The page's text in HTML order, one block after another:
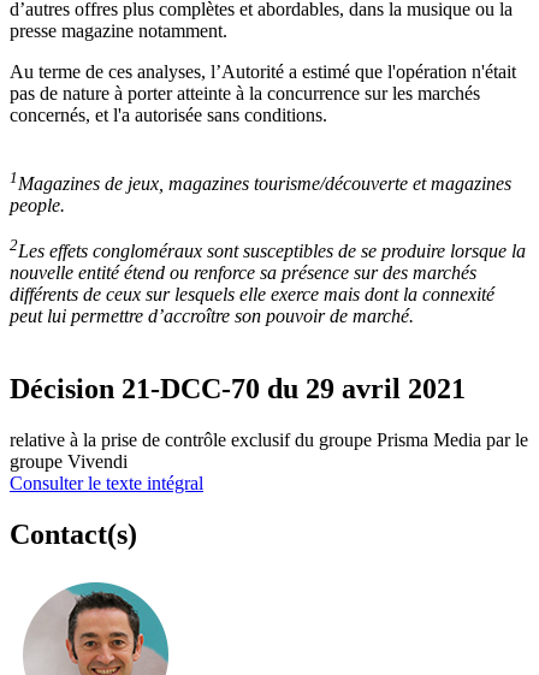
d’autres offres plus complètes et abordables, dans la musique ou la
presse magazine notamment.
Au terme de ces analyses, l’Autorité a estimé que l'opération n'était
pas de nature à porter atteinte à la concurrence sur les marchés
concernés, et l'a autorisée sans conditions.
1 Magazines de jeux, magazines tourisme/découverte et magazines
people.
2Les effets congloméraux sont susceptibles de se produire lorsque la
nouvelle entité étend ou renforce sa présence sur des marchés
différents de ceux sur lesquels elle exerce mais dont la connexité
peut lui permettre d’accroître son pouvoir de marché.
Décision 21-DCC-70 du 29 avril 2021
relative à la prise de contrôle exclusif du groupe Prisma Media par le
groupe Vivendi
Consulter le texte intégral
Contact(s)